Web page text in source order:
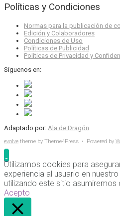
Políticas y Condiciones
Normas para la publicación de
Edición y Colaboradores
Condiciones de Uso
Políticas de Publicidad
Políticas de Privacidad y
Síguenos en:
Adaptado por: Ala de Dragón
evolve theme by Theme4Press • Powered by
Utilizamos cookies para
experiencia al usuario en
utilizando este sitio asumiremos
Acepto